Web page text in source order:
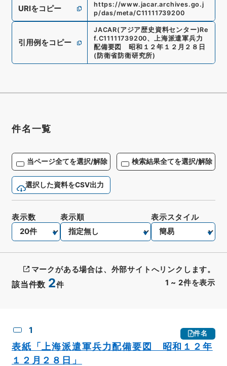
URIをコピー
https://www.jacar.archives.go.j
p/das/meta/C11111739200
引用例をコピー
JACAR(アジア歴史資料センター)Re
f.C11111739200、 上海派遣軍兵力
配備要図 昭和１２年１２月２８日
( 防衛省防衛研究所)
件名一覧
当ページ全てを選択/解除 検索結果全てを選択/解除
選択した資料をCSV出力
該当件数 2件 1 ~ 2件を表示
表示数 表示順 表示スタイル
マークがある場合は、外部サイトへリンクします。
1 件名
表紙「上海派遣軍兵力配備要図 昭和１２年
１２月２８日」